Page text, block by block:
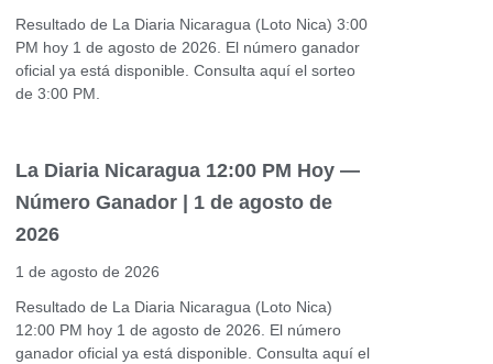
Resultado de La Diaria Nicaragua (Loto Nica) 3:00
PM hoy 1 de agosto de 2026. El número ganador
oficial ya está disponible. Consulta aquí el sorteo
de 3:00 PM.
La Diaria Nicaragua 12:00 PM Hoy —
Número Ganador | 1 de agosto de
2026
1 de agosto de 2026
Resultado de La Diaria Nicaragua (Loto Nica)
12:00 PM hoy 1 de agosto de 2026. El número
ganador oficial ya está disponible. Consulta aquí el